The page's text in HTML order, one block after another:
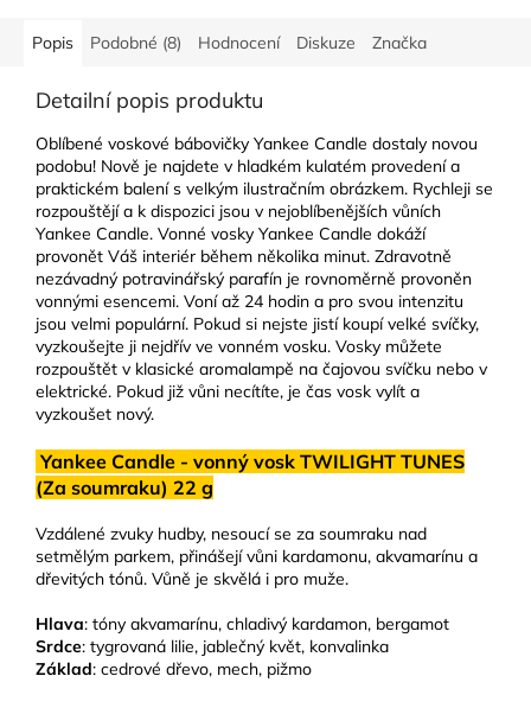
Popis Podobné (8) Hodnocení Diskuze Značka
Detailní popis produktu
Oblíbené voskové bábovičky Yankee Candle dostaly novou
podobu! Nově je najdete v hladkém kulatém provedení a
praktickém balení s velkým ilustračním obrázkem. Rychleji se
rozpouštějí a k dispozici jsou v nejoblíbenějších vůních
Yankee Candle. Vonné vosky Yankee Candle dokáží
provonět Váš interiér během několika minut. Zdravotně
nezávadný potravinářský parafín je rovnoměrně provoněn
vonnými esencemi. Voní až 24 hodin a pro svou intenzitu
jsou velmi populární. Pokud si nejste jistí koupí velké svíčky,
vyzkoušejte ji nejdřív ve vonném vosku. Vosky můžete
rozpouštět v klasické aromalampě na čajovou svíčku nebo v
elektrické. Pokud již vůni necítíte, je čas vosk vylít a
vyzkoušet nový.
Yankee Candle - vonný vosk TWILIGHT TUNES
(Za soumraku) 22 g
Vzdálené zvuky hudby, nesoucí se za soumraku nad
setmělým parkem, přinášejí vůni kardamonu, akvamarínu a
dřevitých tónů. Vůně je skvělá i pro muže.
Hlava: tóny akvamarínu, chladivý kardamon, bergamot
Srdce: tygrovaná lilie, jablečný květ, konvalinka
Základ: cedrové dřevo, mech, pižmo